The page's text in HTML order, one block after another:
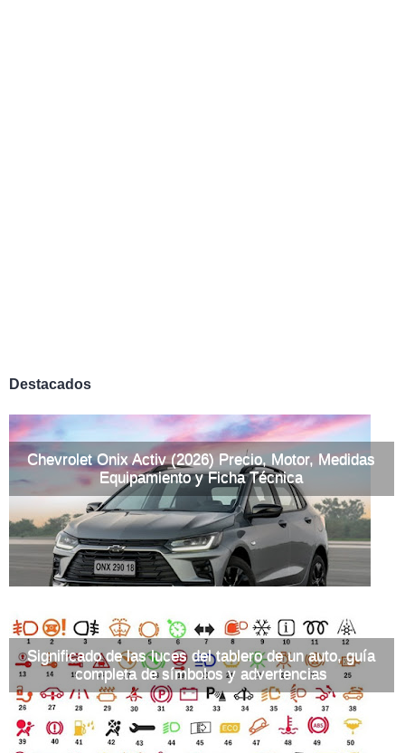
Destacados
Chevrolet Onix Activ (2026) Precio, Motor, Medidas
Equipamiento y Ficha Técnica
Significado de las luces del tablero de un auto, guía
completa de símbolos y advertencias